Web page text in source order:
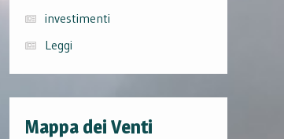
investimenti
Leggi
Mappa dei Venti